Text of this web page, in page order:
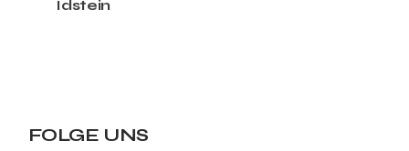
Idstein
FOLGE UNS